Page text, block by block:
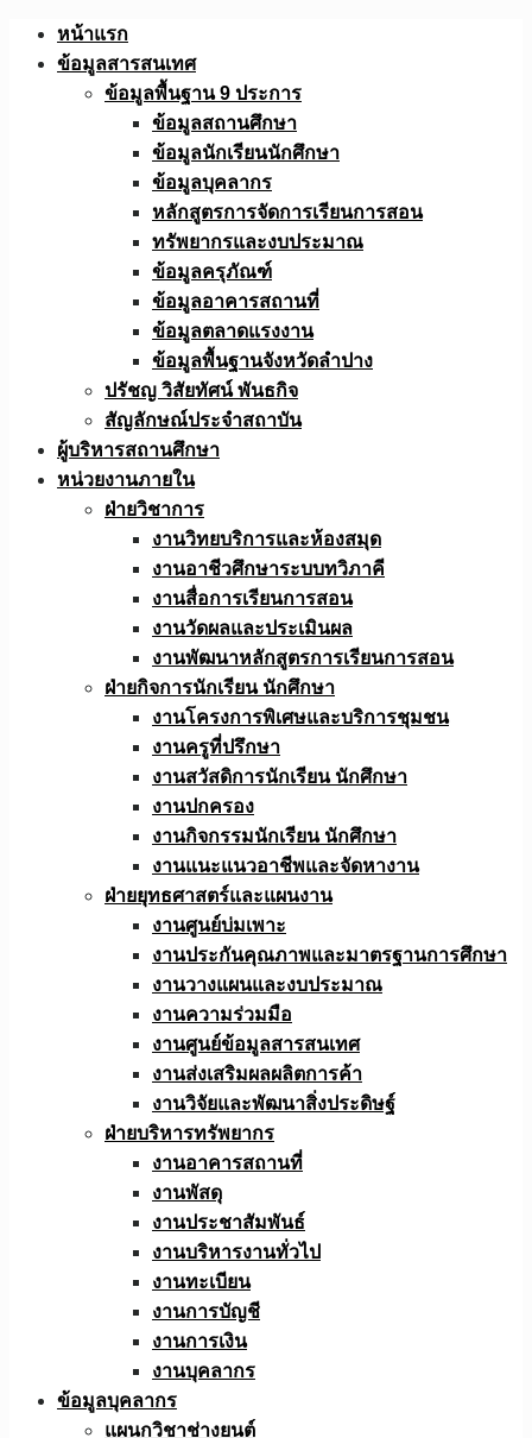
Skip
หน้าแรก
ข้อมูลสารสนเทศ
ข้อมูลพื้นฐาน 9 ประการ
ข้อมูลสถานศึกษา
ข้อมูลนักเรียนนักศึกษา
ข้อมูลบุคลากร
หลักสูตรการจัดการเรียนการสอน
ทรัพยากรและงบประมาณ
ข้อมูลครุภัณฑ์
ข้อมูลอาคารสถานที่
ข้อมูลตลาดแรงงาน
ข้อมูลพื้นฐานจังหวัดลำปาง
ปรัชญ วิสัยทัศน์ พันธกิจ
สัญลักษณ์ประจำสถาบัน
ผู้บริหารสถานศึกษา
หน่วยงานภายใน
ฝ่ายวิชาการ
งานวิทยบริการและห้องสมุด
งานอาชีวศึกษาระบบทวิภาคี
งานสื่อการเรียนการสอน
งานวัดผลและประเมินผล
งานพัฒนาหลักสูตรการเรียนการสอน
ฝ่ายกิจการนักเรียน นักศึกษา
งานโครงการพิเศษและบริการชุมชน
งานครูที่ปรึกษา
งานสวัสดิการนักเรียน นักศึกษา
งานปกครอง
งานกิจกรรมนักเรียน นักศึกษา
งานแนะแนวอาชีพและจัดหางาน
ฝ่ายยุทธศาสตร์และแผนงาน
งานศูนย์บ่มเพาะ
งานประกันคุณภาพและมาตรฐานการศึกษา
งานวางแผนและงบประมาณ
งานความร่วมมือ
งานศูนย์ข้อมูลสารสนเทศ
งานส่งเสริมผลผลิตการค้า
งานวิจัยและพัฒนาสิ่งประดิษฐ์
ฝ่ายบริหารทรัพยากร
งานอาคารสถานที่
งานพัสดุ
งานประชาสัมพันธ์
งานบริหารงานทั่วไป
งานทะเบียน
งานการบัญชี
งานการเงิน
งานบุคลากร
ข้อมูลบุคลากร
แผนกวิชาช่างยนต์